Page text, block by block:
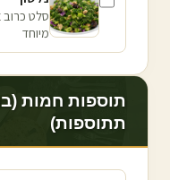
סלט כרוב
מיוחד
תוספות חמות
תתוספות)